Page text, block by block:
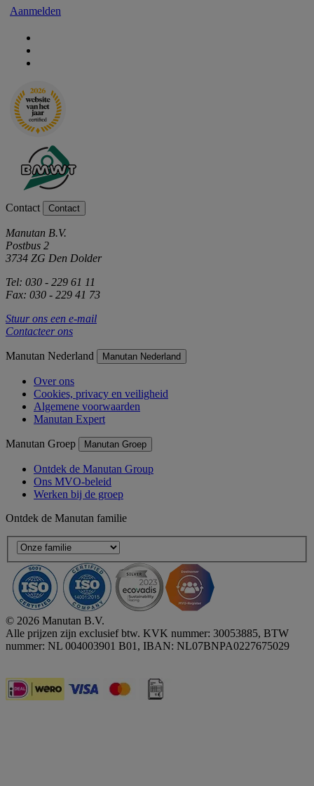
Aanmelden
Contact Contact
Manutan B.V.
Postbus 2
3734 ZG Den Dolder
Tel: 030 - 229 61 11
Fax: 030 - 229 41 73
Stuur ons een e-mail
Contacteer ons
Manutan Nederland Manutan Nederland
Over ons
Cookies, privacy en veiligheid
Algemene voorwaarden
Manutan Expert
Manutan Groep Manutan Groep
Ontdek de Manutan Group
Ons MVO-beleid
Werken bij de groep
Ontdek de Manutan familie
© 2026 Manutan B.V.
Alle prijzen zijn exclusief btw. KVK nummer: 30053885, BTW
nummer: NL 004003901 B01, IBAN: NL07BNPA0227675029